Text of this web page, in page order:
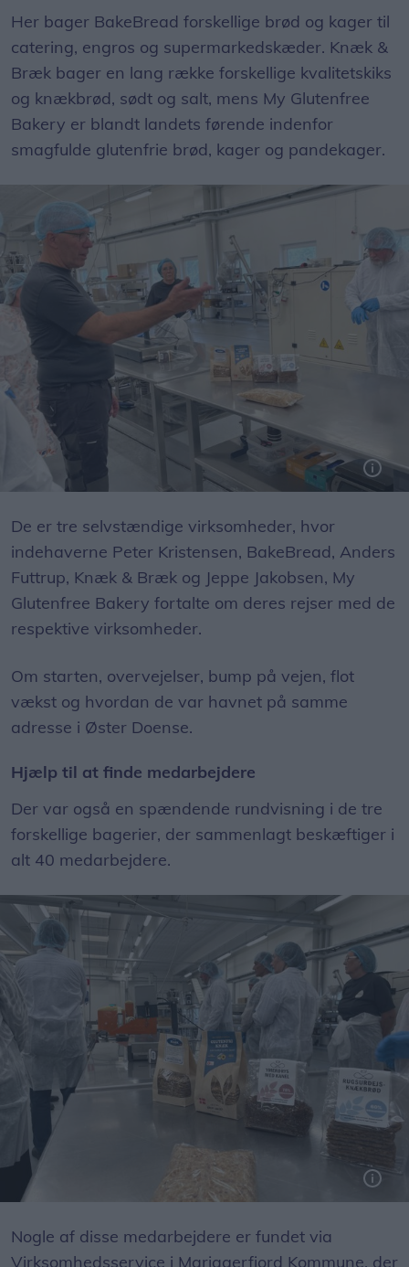
Her bager BakeBread forskellige brød og kager til
catering, engros og supermarkedskæder. Knæk &
Bræk bager en lang række forskellige kvalitetskiks
og knækbrød, sødt og salt, mens My Glutenfree
Bakery er blandt landets førende indenfor
smagfulde glutenfrie brød, kager og pandekager.
De er tre selvstændige virksomheder, hvor
indehaverne Peter Kristensen, BakeBread, Anders
Futtrup, Knæk & Bræk og Jeppe Jakobsen, My
Glutenfree Bakery fortalte om deres rejser med de
respektive virksomheder.
Om starten, overvejelser, bump på vejen, flot
vækst og hvordan de var havnet på samme
adresse i Øster Doense.
Hjælp til at finde medarbejdere
Der var også en spændende rundvisning i de tre
forskellige bagerier, der sammenlagt beskæftiger i
alt 40 medarbejdere.
Nogle af disse medarbejdere er fundet via
Virksomhedsservice i Mariagerfjord Kommune, der